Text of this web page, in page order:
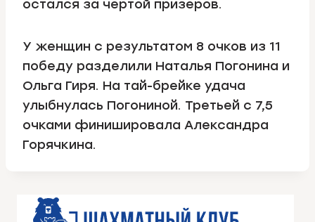
остался за чертой призеров.
У женщин с результатом 8 очков из 11
победу разделили Наталья Погонина и
Ольга Гиря. На тай-брейке удача
улыбнулась Погониной. Третьей с 7,5
очками финишировала Александра
Горячкина.